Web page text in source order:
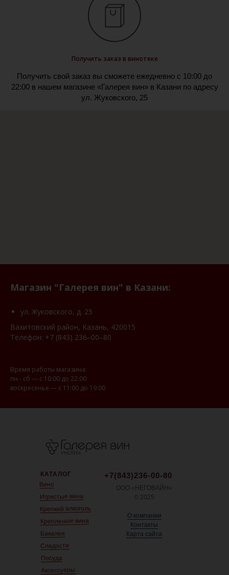
Получить заказ в винотеке
Получить свой заказ вы сможете ежедневно с 10:00 до
22:00 в нашем магазине «Галерея вин» в Казани по адресу
ул. Жуковского, 25
Магазин "Галерея вин" в Казани:
ул. Жуковского, д. 25
Вахитовский район, Казань, 420015
Телефон: +7 (843) 236‒00‒80
Время работы магазина:
пн - сб — с 10:00 до 22:00
воскресенье — с 11:00 до 19:00
КАТАЛОГ
Вино
Игристые вина
Крепкий алкоголь
Крепленые вина
Бакалея
Сладости
Посуда
Аксессуары
ООО «НЕГОВАЙН»
© 2025
О компании
Контакты
Карта сайта
+7(843)236-00-80